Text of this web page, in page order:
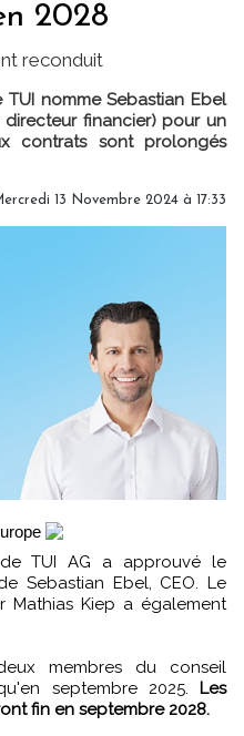
2028
reconduit
nomme Sebastian Ebel
directeur financier) pour un
contrats sont prolongés
13 Novembre 2024 à 17:33
Sebastian Ebel, CEO. Le
Mathias Kiep a également
membres du conseil
septembre 2025. Les
fin en septembre 2028.